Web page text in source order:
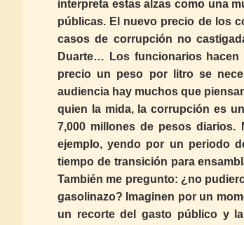
interpreta estas alzas como una
públicas. El nuevo precio de los
casos de corrupción no
Duarte… Los funcionarios
precio un peso por litro se
audiencia hay muchos que
quien la mida, la corrupción es
7,000 millones de pesos
ejemplo, yendo por un periodo
tiempo de transición para
También me pregunto: ¿no
gasolinazo? Imaginen por un
un recorte del gasto público y